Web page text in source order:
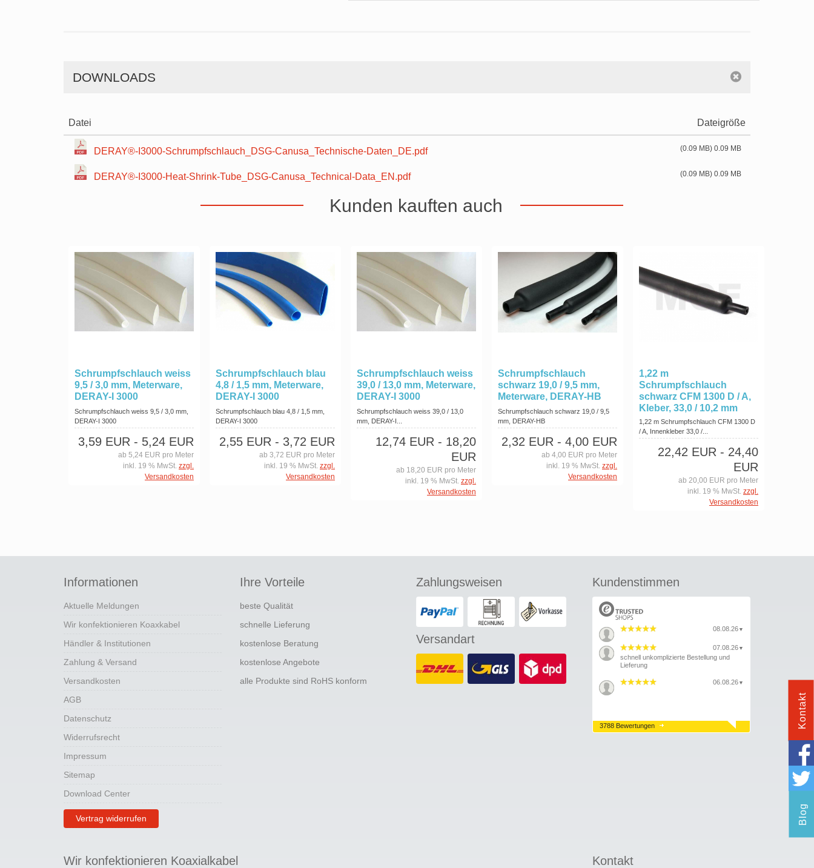
DOWNLOADS
Datei Dateigröße
DERAY®-I3000-Schrumpfschlauch_DSG-Canusa_Technische-Daten_DE.pdf (0.09 MB) 0.09 MB
DERAY®-I3000-Heat-Shrink-Tube_DSG-Canusa_Technical-Data_EN.pdf (0.09 MB) 0.09 MB
Kunden kauften auch
Schrumpfschlauch weiss
9,5 / 3,0 mm, Meterware,
DERAY-I 3000
Schrumpfschlauch weiss 9,5 / 3,0 mm,
DERAY-I 3000
3,59 EUR - 5,24 EUR
ab 5,24 EUR pro Meter
inkl. 19 % MwSt. zzgl.
Versandkosten
Schrumpfschlauch blau
4,8 / 1,5 mm, Meterware,
DERAY-I 3000
Schrumpfschlauch blau 4,8 / 1,5 mm,
DERAY-I 3000
2,55 EUR - 3,72 EUR
ab 3,72 EUR pro Meter
inkl. 19 % MwSt. zzgl.
Versandkosten
Schrumpfschlauch weiss
39,0 / 13,0 mm, Meterware,
DERAY-I 3000
Schrumpfschlauch weiss 39,0 / 13,0
mm, DERAY-I...
12,74 EUR - 18,20
EUR
ab 18,20 EUR pro Meter
inkl. 19 % MwSt. zzgl.
Versandkosten
Schrumpfschlauch
schwarz 19,0 / 9,5 mm,
Meterware, DERAY-HB
Schrumpfschlauch schwarz 19,0 / 9,5
mm, DERAY-HB
2,32 EUR - 4,00 EUR
ab 4,00 EUR pro Meter
inkl. 19 % MwSt. zzgl.
Versandkosten
1,22 m
Schrumpfschlauch
schwarz CFM 1300 D / A,
Kleber, 33,0 / 10,2 mm
1,22 m Schrumpfschlauch CFM 1300 D
/ A, Innenkleber 33,0 /...
22,42 EUR - 24,40
EUR
ab 20,00 EUR pro Meter
inkl. 19 % MwSt. zzgl.
Versandkosten
Informationen
Aktuelle Meldungen
Wir konfektionieren Koaxkabel
Händler & Institutionen
Zahlung & Versand
Versandkosten
AGB
Datenschutz
Widerrufsrecht
Impressum
Sitemap
Download Center
Vertrag widerrufen
Ihre Vorteile
beste Qualität
schnelle Lieferung
kostenlose Beratung
kostenlose Angebote
alle Produkte sind RoHS konform
Zahlungsweisen
Versandart
Kundenstimmen
08.08.26 ▼
07.08.26 ▼
schnell unkomplizierte Bestellung und
Lieferung
06.08.26 ▼
3788 Bewertungen
Wir konfektionieren Koaxialkabel Kontakt
Kontakt
Blog